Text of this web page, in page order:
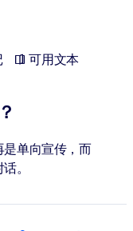
企业图书馆。
系统提供动力，以改善输
可用文本
单向宣传，而
。